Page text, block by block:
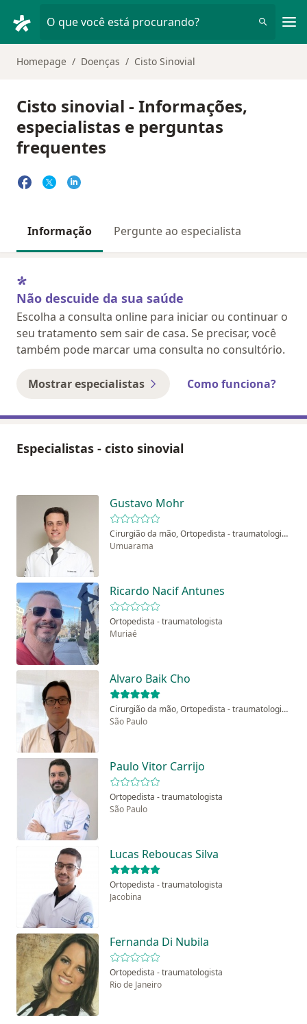
O que você está procurando?
Homepage Doenças Cisto Sinovial
Cisto sinovial - Informações,
especialistas e perguntas
frequentes
Informação Pergunte ao especialista
Não descuide da sua saúde
Escolha a consulta online para iniciar ou continuar o
seu tratamento sem sair de casa. Se precisar, você
também pode marcar uma consulta no consultório.
Mostrar especialistas Como funciona?
Especialistas - cisto sinovial
Gustavo Mohr
Cirurgião da mão, Ortopedista - traumatologista
Umuarama
Ricardo Nacif Antunes
Ortopedista - traumatologista
Muriaé
Alvaro Baik Cho
Cirurgião da mão, Ortopedista - traumatologista
São Paulo
Paulo Vitor Carrijo
Ortopedista - traumatologista
São Paulo
Lucas Reboucas Silva
Ortopedista - traumatologista
Jacobina
Fernanda Di Nubila
Ortopedista - traumatologista
Rio de Janeiro